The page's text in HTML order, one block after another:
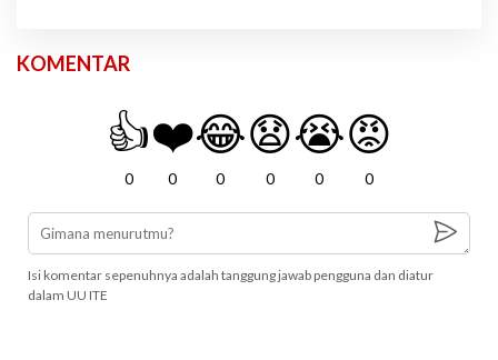
KOMENTAR
👍
0
❤️
0
😂
0
😧
0
😭
0
😡
0
Isi komentar sepenuhnya adalah tanggung jawab pengguna dan diatur
dalam UU ITE